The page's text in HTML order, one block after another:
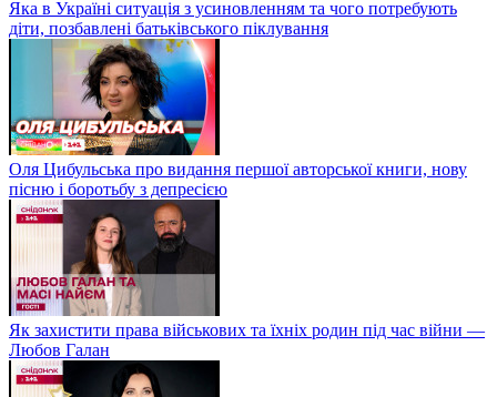
Яка в Україні ситуація з усиновленням та чого потребують
діти, позбавлені батьківського піклування
Оля Цибульська про видання першої авторської книги, нову
пісню і боротьбу з депресією
Як захистити права військових та їхніх родин під час війни —
Любов Галан